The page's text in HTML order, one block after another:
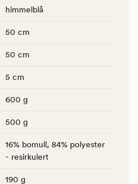
himmelblå
50 cm
50 cm
5 cm
600 g
500 g
16% bomull, 84% polyester
- resirkulert
190 g